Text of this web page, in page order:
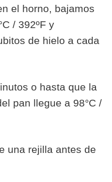
el horno, bajamos
/ 392ºF y
de hielo a cada
o hasta que la
pan llegue a 98°C /
una rejilla antes de